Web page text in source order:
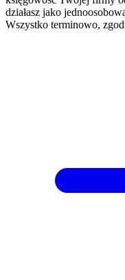
działasz jako
Wszystko terminowo,